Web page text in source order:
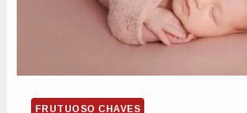
FRUTUOSO CHAVES